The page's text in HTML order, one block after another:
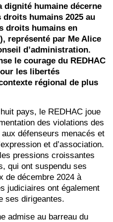
dignité humaine décerne
droits humains 2025 au
droits humains en
représenté par Me Alice
d’administration.
le courage du REDHAC
les libertés
régional de plus
pays, le REDHAC joue
des violations des
défenseurs menacés et
et d’association.
pressions croissantes
qui ont suspendu ses
de décembre 2024 à
judiciaires ont également
ses dirigeantes.
admise au barreau du